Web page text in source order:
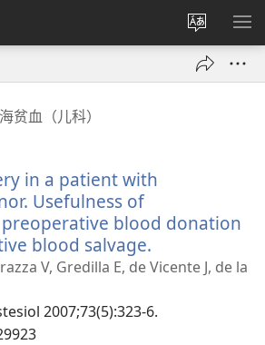
更
改
网
显
贫血（儿科）
in a patient with
Usefulness of
blood donation
blood salvage.
开
窗
V, Gredilla E, de Vicente J, de la
2007;73(5):323-6.